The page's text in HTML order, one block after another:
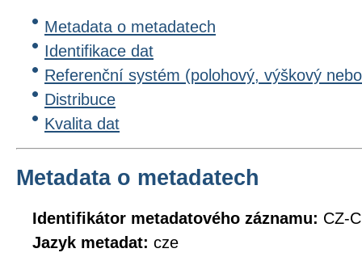
Metadata o metadatech
Identifikace dat
Referenční systém (polohový, výškový
Distribuce
Kvalita dat
Metadata o metadatech
Identifikátor metadatového záznamu: CZ-
Jazyk metadat: cze